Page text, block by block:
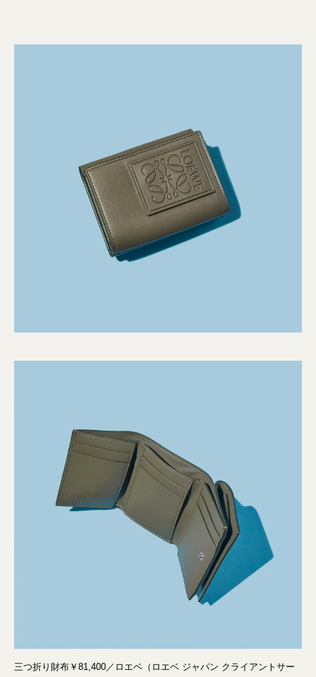
三つ折り財布￥81,400／ロエベ（ロエベ ジャパン クライアントサー